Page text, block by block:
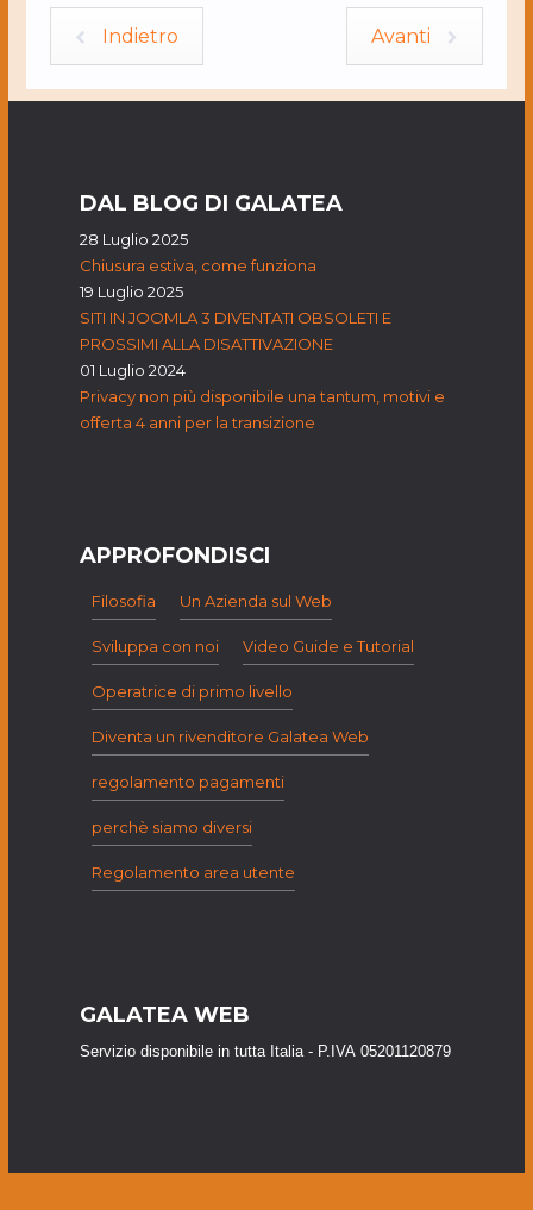
Indietro Avanti
DAL BLOG DI GALATEA
28 Luglio 2025
Chiusura estiva, come funziona
19 Luglio 2025
SITI IN JOOMLA 3 DIVENTATI OBSOLETI E
PROSSIMI ALLA DISATTIVAZIONE
01 Luglio 2024
Privacy non più disponibile una tantum, motivi e
offerta 4 anni per la transizione
APPROFONDISCI
Filosofia Un Azienda sul Web
Sviluppa con noi Video Guide e Tutorial
Operatrice di primo livello
Diventa un rivenditore Galatea Web
regolamento pagamenti
perchè siamo diversi
Regolamento area utente
GALATEA WEB
Servizio disponibile in tutta Italia - P.IVA 05201120879